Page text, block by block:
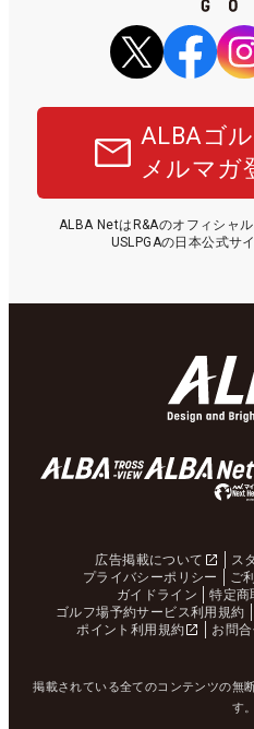
ALBAゴ
メルマガ
ALBA NetはR&Aのオフィシャ
USLPGAの日本公式サ
広告掲載について ス
プライバシーポリシー
ご
ガイドライン
特定商
ゴルフ場予約サービス利用規約
ポイント利用規約
お問
掲載されている全てのコンテンツの無
す。